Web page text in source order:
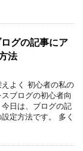
グの記事にア
法
よく 初心者の私の
ブログの初心者向
日は、ブログの記
定方法です。 多く